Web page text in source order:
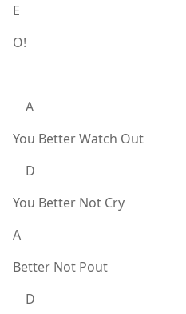
E
O!
A
You Better Watch Out
D
You Better Not Cry
A
Better Not Pout
D